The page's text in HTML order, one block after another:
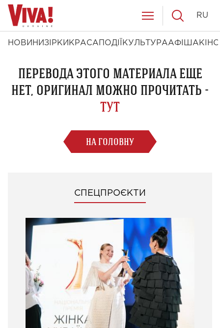
НОВИНИ ЗІРКИ КРАСА ПОДІЇ КУЛЬТУРААФІША КІНО
RU
ПЕРЕВОДА ЭТОГО МАТЕРИАЛА ЕЩЕ
НЕТ, ОРИГИНАЛ МОЖНО ПРОЧИТАТЬ -
ТУТ
НА ГОЛОВНУ
СПЕЦПРОЄКТИ